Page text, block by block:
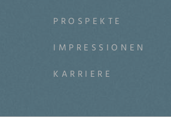
PROSPEKTE
IMPRESSIONEN
KARRIERE